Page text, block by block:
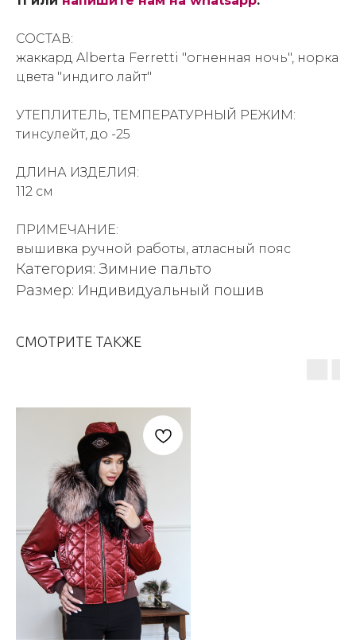
СОСТАВ:
жаккард Alberta Ferretti "огненная ночь", норка
цвета "индиго лайт"
УТЕПЛИТЕЛЬ, ТЕМПЕРАТУРНЫЙ РЕЖИМ:
тинсулейт, до -25
ДЛИНА ИЗДЕЛИЯ:
112 см
ПРИМЕЧАНИЕ:
вышивка ручной работы, атласный пояс
Категория: Зимние пальто
Размер: Индивидуальный пошив
СМОТРИТЕ ТАКЖЕ